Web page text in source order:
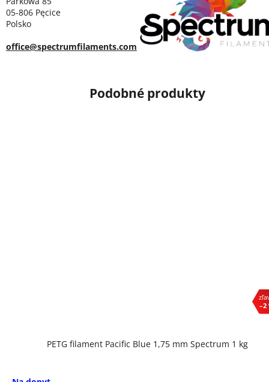
–2
PETG filament Pacific Blue 1,75 mm Spectrum 1 kg
05-806 Pęcice
Polsko
office@spectrumfilaments.com